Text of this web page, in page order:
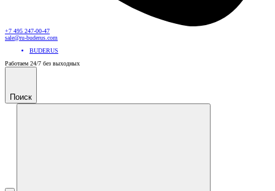
+7 495 247-00-47
sale@ru-buderus.com
BUDERUS
Работаем 24/7 без выходных
Поиск